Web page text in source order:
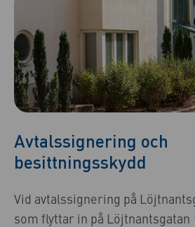
Avtalssignering och
besittningsskydd
Vid avtalssignering på
som flyttar in på Löjtnantsgatan